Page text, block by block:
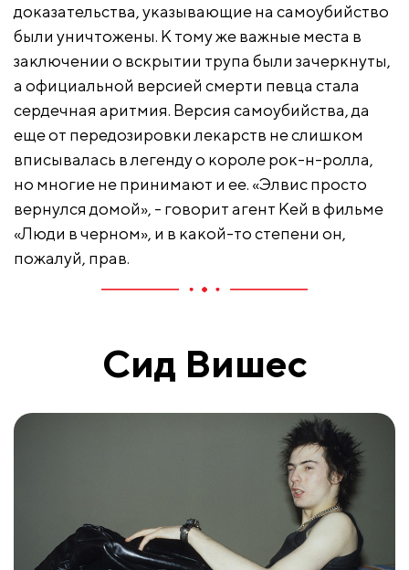
доказательства, указывающие на самоубийство
были уничтожены. К тому же важные места в
заключении о вскрытии трупа были зачеркнуты,
а официальной версией смерти певца стала
сердечная аритмия. Версия самоубийства, да
еще от передозировки лекарств не слишком
вписывалась в легенду о короле рок-н-ролла,
но многие не принимают и ее. «Элвис просто
вернулся домой», - говорит агент Кей в фильме
«Люди в черном», и в какой-то степени он,
пожалуй, прав.
Сид Вишес